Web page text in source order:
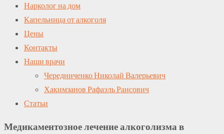
Нарколог на дом
Капельница от алкоголя
Цены
Контакты
Наши врачи
Чередниченко Николай Валерьевич
Хакимзанов Рафаэль Раисович
Статьи
Медикаментозное лечение алкоголизма в